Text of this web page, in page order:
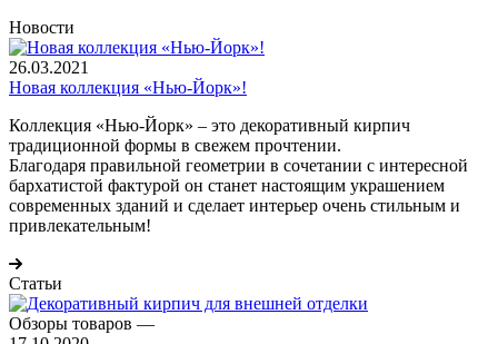
Новости
26.03.2021
Новая коллекция «Нью-Йорк»!
Коллекция «Нью-Йорк» – это декоративный кирпич
традиционной формы в свежем прочтении.
Благодаря правильной геометрии в сочетании с интересной
бархатистой фактурой он станет настоящим украшением
современных зданий и сделает интерьер очень стильным и
привлекательным!
Статьи
Обзоры товаров —